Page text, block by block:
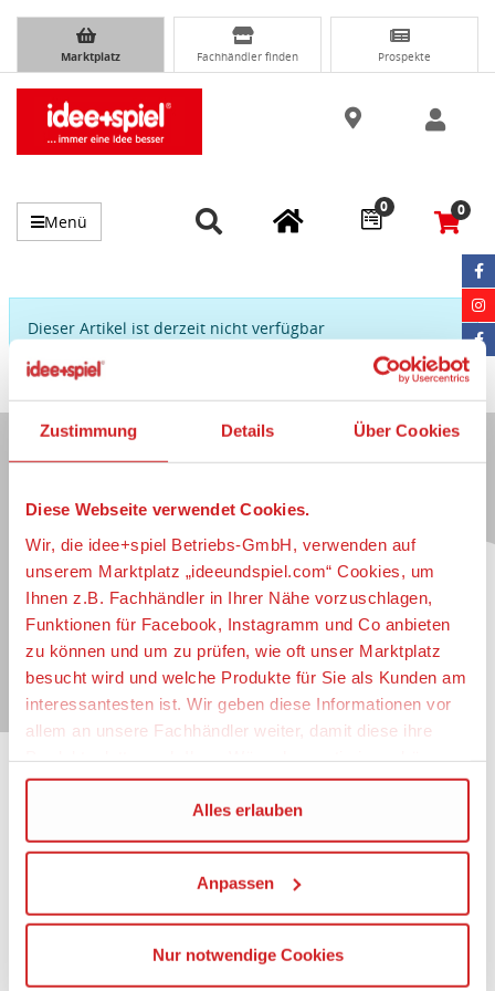
Zustimmung Details Über Cookies
Diese Webseite verwendet Cookies.
Wir, die idee+spiel Betriebs-GmbH, verwenden auf
unserem Marktplatz „ideeundspiel.com“ Cookies, um
Ihnen z.B. Fachhändler in Ihrer Nähe vorzuschlagen,
Funktionen für Facebook, Instagramm und Co anbieten
zu können und um zu prüfen, wie oft unser Marktplatz
besucht wird und welche Produkte für Sie als Kunden am
interessantesten ist. Wir geben diese Informationen vor
allem an unsere Fachhändler weiter, damit diese ihre
Wir verwenden den Google Tag Manager um weitere
Dienste einzubinden.
Wenn Sie auf „Alles erlauben“, klicken, werden ein Teil
Ihrer personenbezogener Daten in die USA übertragen.
Die USA ist ein Drittland, dass nicht von einem
Alles erlauben
Anpassen
Nur notwendige Cookies
Marktplatz Fachhändler finden Prospekte
Menü
0 0
Dieser Artikel ist derzeit nicht verfügbar
Immer auf dem Laufenden...
Jetzt zum idee+spiel-Newsletter anmelden und
jederzeit widerruflich über spannendeNeuheiten,
zugkräftige
Gewinnspiele , limitierte
Exklusivartikel
und interessante
Schnäppchen
immer als erster
informiert sein.
E-Mail für Newsletteranmeldung
Impressum
Nutzungsbedingungen
Mitgliederportal